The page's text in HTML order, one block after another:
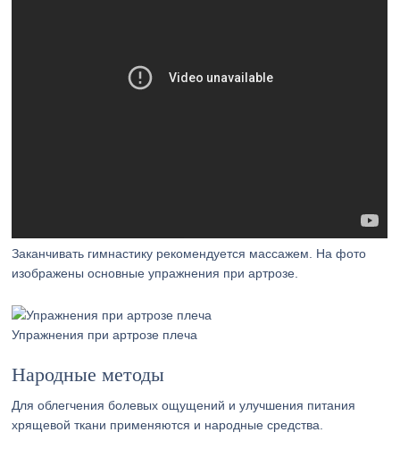
Заканчивать гимнастику рекомендуется массажем. На фото
изображены основные упражнения при артрозе.
Упражнения при артрозе плеча
Народные методы
Для облегчения болевых ощущений и улучшения питания
хрящевой ткани применяются и народные средства.